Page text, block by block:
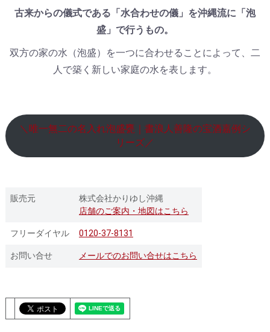
古来からの儀式である「水合わせの儀」を沖縄流に「泡
盛」で行うもの。
双方の家の水（泡盛）を一つに合わせることによって、二
人で築く新しい家庭の水を表します。
＼唯一無二の名入れ泡盛甕｜書浪人善隆の宝酒嘉例シ
リーズ／
販売元
株式会社かりゆし沖縄
店舗のご案内・地図はこちら
フリーダイヤル 0120-37-8131
お問い合せ メールでのお問い合せはこちら